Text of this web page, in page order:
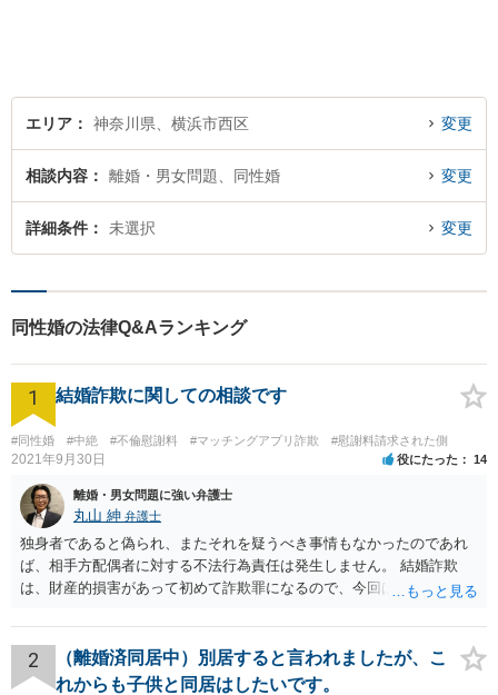
エリア 神奈川県、横浜市西区 変更
相談内容 離婚・男女問題、同性婚 変更
詳細条件 未選択 変更
同性婚の法律Q&Aランキング
1 結婚詐欺に関しての相談です
#同性婚 #中絶 #不倫慰謝料 #マッチングアプリ詐欺 #慰謝料請求された側
2021年9月30日 役にたった 14
離婚・男女問題に強い弁護士
丸山 紳 弁護士
独身者であると偽られ、またそれを疑うべき事情もなかったのであれ
ば、相手方配偶者に対する不法行為責任は発生しません。 結婚詐欺
は、財産的損害があって初めて詐欺罪になるので、今回は該当しませ
であることを知っていれば交際しなかったといえる場合に、慰謝料請
求が可能です。 LINEなどで、結婚を当然の前提にした関係だったこと
を立証できる場合は、請求は可能と考えます。
2
（離婚済同居中）別居すると言われましたが、こ
れからも子供と同居はしたいです。